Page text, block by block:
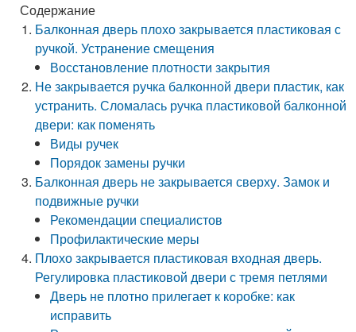
Содержание
Балконная дверь плохо закрывается пластиковая с
ручкой. Устранение смещения
Восстановление плотности закрытия
Не закрывается ручка балконной двери пластик, как
устранить. Сломалась ручка пластиковой балконной
двери: как поменять
Виды ручек
Порядок замены ручки
Балконная дверь не закрывается сверху. Замок и
подвижные ручки
Рекомендации специалистов
Профилактические меры
Плохо закрывается пластиковая входная дверь.
Регулировка пластиковой двери с тремя петлями
Дверь не плотно прилегает к коробке: как
исправить